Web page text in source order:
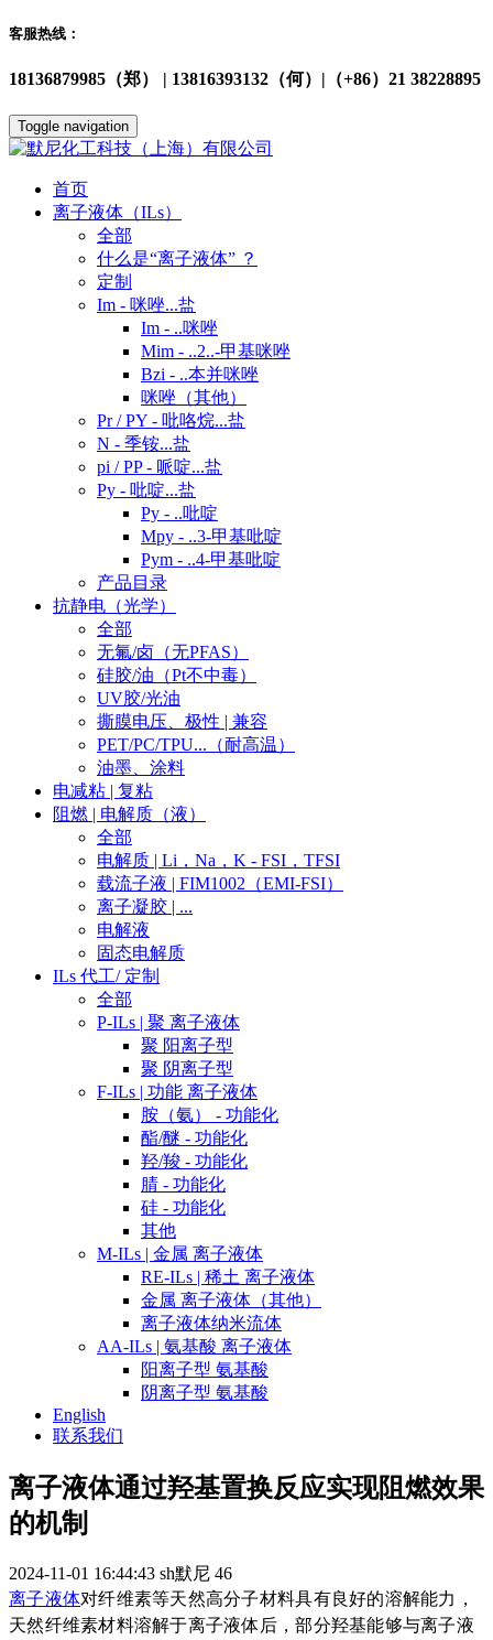
客服热线：
18136879985（郑） | 13816393132（何）|（+86）21 38228895
Toggle navigation
首页
离子液体（ILs）
全部
什么是“离子液体” ？
定制
Im - 咪唑...盐
Im - ..咪唑
Mim - ..2..-甲基咪唑
Bzi - ..本并咪唑
咪唑（其他）
Pr / PY - 吡咯烷...盐
N - 季铵...盐
pi / PP - 哌啶...盐
Py - 吡啶...盐
Py - ..吡啶
Mpy - ..3-甲基吡啶
Pym - ..4-甲基吡啶
产品目录
抗静电（光学）
全部
无氟/卤（无PFAS）
硅胶/油（Pt不中毒）
UV胶/光油
撕膜电压、极性 | 兼容
PET/PC/TPU...（耐高温）
油墨、涂料
电减粘 | 复粘
阻燃 | 电解质（液）
全部
电解质 | Li，Na，K - FSI，TFSI
载流子液 | FIM1002（EMI-FSI）
离子凝胶 | ...
电解液
固态电解质
ILs 代工/ 定制
全部
P-ILs | 聚 离子液体
聚 阳离子型
聚 阴离子型
F-ILs | 功能 离子液体
胺（氨） - 功能化
酯/醚 - 功能化
羟/羧 - 功能化
腈 - 功能化
硅 - 功能化
其他
M-ILs | 金属 离子液体
RE-ILs | 稀土 离子液体
金属 离子液体（其他）
离子液体纳米流体
AA-ILs | 氨基酸 离子液体
阳离子型 氨基酸
阴离子型 氨基酸
English
联系我们
离子液体通过羟基置换反应实现阻燃效果
的机制
2024-11-01 16:44:43 sh默尼 46
离子液体对纤维素等天然高分子材料具有良好的溶解能力，
天然纤维素材料溶解于离子液体后，部分羟基能够与离子液